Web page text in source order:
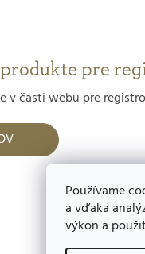
Používame
a vďaka
výkon a
pre
v časti webu pre